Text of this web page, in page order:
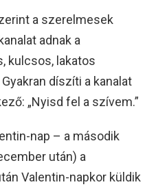
a szerelmesek
adnak a
kulcsos, lakatos
díszíti a kanalat
„Nyisd fel a szívem.”
nap – a második
után) a
Valentin-napkor küldik